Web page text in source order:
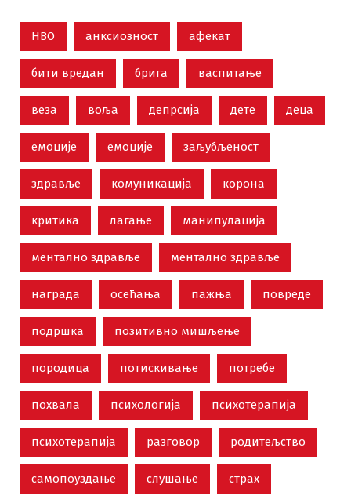
НВО анксиозност афекат
бити вредан брига васпитање
веза воља депрсија дете деца
емоције емоције заљубљеност
здравље комуникација корона
критика лагање манипулација
ментално здравље ментално здравље
награда осећања пажња повреде
подршка позитивно мишљење
породица потискивање потребе
похвала психологија психотерапија
психотерапија разговор родитељство
самопоуздање слушање страх